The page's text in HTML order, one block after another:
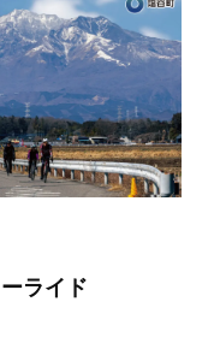
ライド